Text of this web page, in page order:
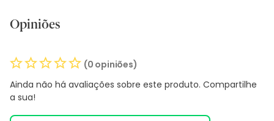
Opiniões
(0 opiniões)
Ainda não há avaliações sobre este produto. Compartilhe
a sua!